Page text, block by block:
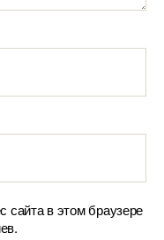
сайта в этом браузере